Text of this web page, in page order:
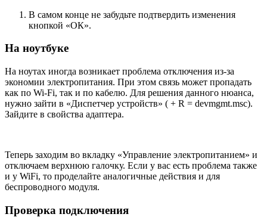
В самом конце не забудьте подтвердить изменения
кнопкой «ОК».
На ноутбуке
На ноутах иногда возникает проблема отключения из-за
экономии электропитания. При этом связь может пропадать
как по Wi-Fi, так и по кабелю. Для решения данного нюанса,
нужно зайти в «Диспетчер устройств» ( + R = devmgmt.msc).
Зайдите в свойства адаптера.
Теперь заходим во вкладку «Управление электропитанием» и
отключаем верхнюю галочку. Если у вас есть проблема также
и у WiFi, то проделайте аналогичные действия и для
беспроводного модуля.
Проверка подключения